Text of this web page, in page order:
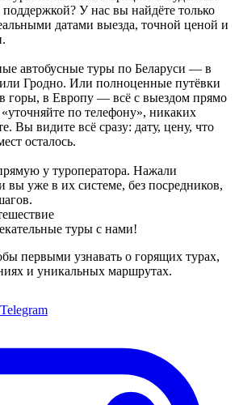
У нас вы найдёте только
датами выезда, точной ценой и
автобусные туры по Беларуси — в
Гродно. Или полноценные путёвки
горы, в Европу — всё с выездом прямо
по телефону», никаких
Вы видите всё сразу: дату, цену, что
осталось.
у туроператора. Нажали
вы уже в их системе, без посредников,
туры с нами!
первыми узнавать о горящих турах,
и уникальных маршрутах.